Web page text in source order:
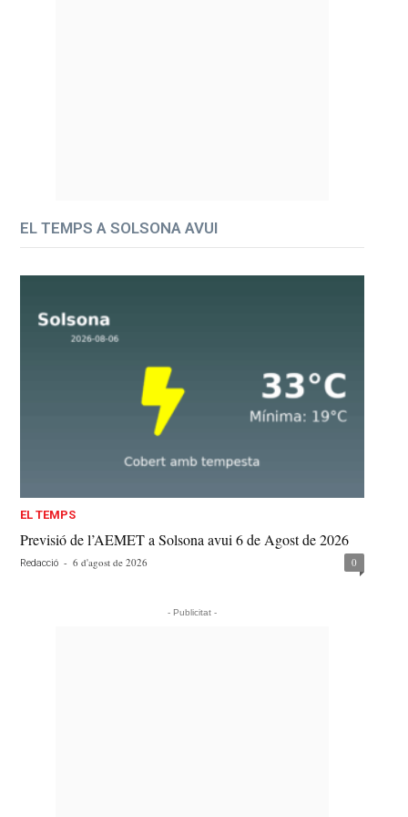
EL TEMPS A SOLSONA AVUI
EL TEMPS
Previsió de l’AEMET a Solsona avui 6 de Agost de 2026
Redacció - 6 d'agost de 2026 0
- Publicitat -